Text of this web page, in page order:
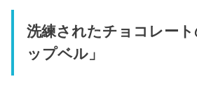
洗練されたチョコレート
ップベル」